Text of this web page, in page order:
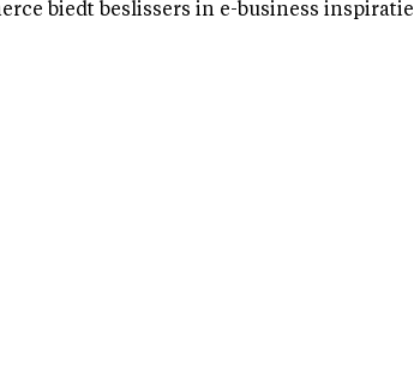
biedt beslissers in e-business inspiratie